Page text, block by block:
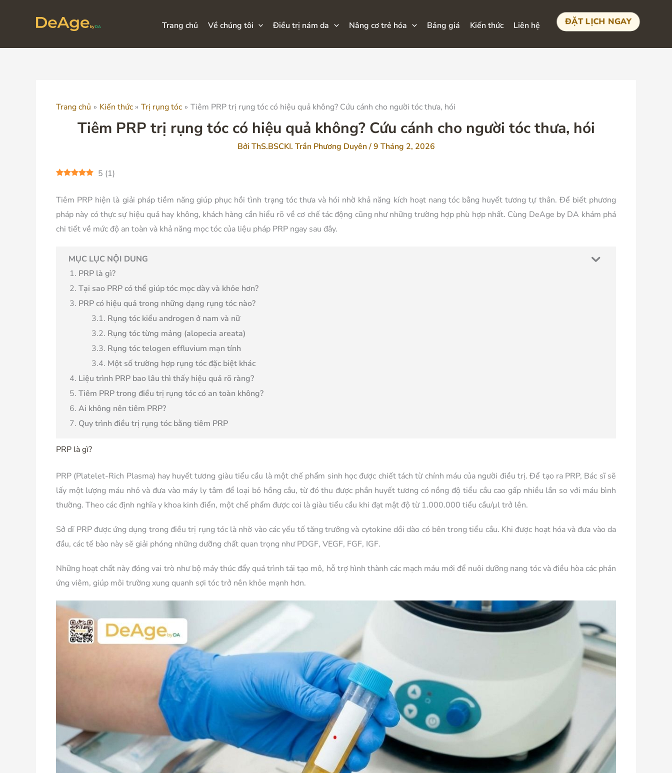
dung
Trang chủ Về chúng tôi Điều trị nám da Nâng cơ trẻ hóa Bảng giá Kiến thức Liên hệ ĐẶT LỊCH NGAY
Trang chủ Kiến thức Trị rụng tóc Tiêm PRP trị rụng tóc có hiệu quả không? Cứu cánh cho người tóc thưa, hói
Tiêm PRP trị rụng tóc có hiệu quả không? Cứu cánh cho người tóc thưa, hói
Bởi ThS.BSCKI. Trần Phương Duyên/9 Tháng 2, 2026
5 (1)
Tiêm PRP hiện là giải pháp tiềm năng giúp phục hồi tình trạng tóc thưa và hói nhờ khả năng kích hoạt nang tóc bằng huyết tương tự thân. Để biết phương
pháp này có thực sự hiệu quả hay không, khách hàng cần hiểu rõ về cơ chế tác động cũng như những trường hợp phù hợp nhất. Cùng DeAge by DA khám phá
chi tiết về mức độ an toàn và khả năng mọc tóc của liệu pháp PRP ngay sau đây.
MỤC LỤC NỘI DUNG
PRP là gì?
Tại sao PRP có thể giúp tóc mọc dày và khỏe hơn?
PRP có hiệu quả trong những dạng rụng tóc nào?
Rụng tóc kiểu androgen ở nam và nữ
Rụng tóc từng mảng (alopecia areata)
Rụng tóc telogen effluvium mạn tính
Một số trường hợp rụng tóc đặc biệt khác
Liệu trình PRP bao lâu thì thấy hiệu quả rõ ràng?
Tiêm PRP trong điều trị rụng tóc có an toàn không?
Ai không nên tiêm PRP?
Quy trình điều trị rụng tóc bằng tiêm PRP
PRP là gì?
PRP (Platelet-Rich Plasma) hay huyết tương giàu tiểu cầu là một chế phẩm sinh học được chiết tách từ chính máu của người điều trị. Để tạo ra PRP, Bác sĩ sẽ
lấy một lượng máu nhỏ và đưa vào máy ly tâm để loại bỏ hồng cầu, từ đó thu được phần huyết tương có nồng độ tiểu cầu cao gấp nhiều lần so với máu bình
thường. Theo các định nghĩa y khoa kinh điển, một chế phẩm được coi là giàu tiểu cầu khi đạt mật độ từ 1.000.000 tiểu cầu/µl trở lên.
Sở dĩ PRP được ứng dụng trong điều trị rụng tóc là nhờ vào các yếu tố tăng trưởng và cytokine dồi dào có bên trong tiểu cầu. Khi được hoạt hóa và đưa vào da
đầu, các tế bào này sẽ giải phóng những dưỡng chất quan trọng như PDGF, VEGF, FGF, IGF.
Những hoạt chất này đóng vai trò như bộ máy thúc đẩy quá trình tái tạo mô, hỗ trợ hình thành các mạch máu mới để nuôi dưỡng nang tóc và điều hòa các phản
ứng viêm, giúp môi trường xung quanh sợi tóc trở nên khỏe mạnh hơn.